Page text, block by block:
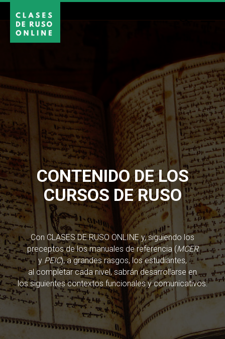
CONTENIDO DE LOS
CURSOS DE RUSO
Con CLASES DE RUSO ONLINE y, siguiendo los
preceptos de los manuales de referencia (MCER
y PEIC), a grandes rasgos, los estudiantes,
al completar cada nivel, sabrán desarrollarse en
los siguientes contextos funcionales y comunicativos: